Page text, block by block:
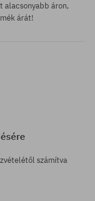
alacsonyabb áron,
árát!
számítva